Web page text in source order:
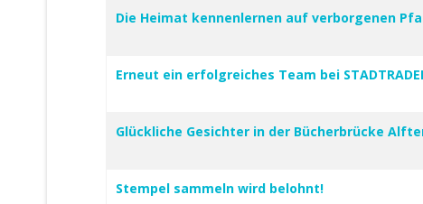
Die Heimat kennenlernen auf verborgenen
Erneut ein erfolgreiches Team bei
Glückliche Gesichter in der Bücherbrücke
Stempel sammeln wird belohnt!